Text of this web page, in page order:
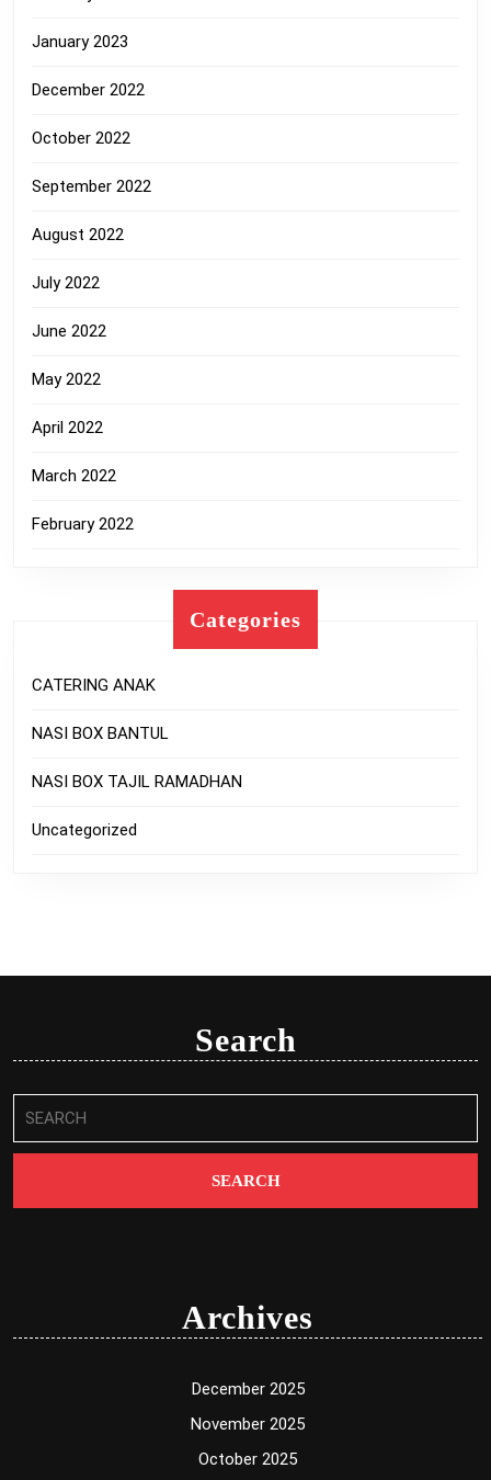
January 2023
December 2022
October 2022
September 2022
August 2022
July 2022
June 2022
May 2022
April 2022
March 2022
February 2022
Categories
CATERING ANAK
NASI BOX BANTUL
NASI BOX TAJIL RAMADHAN
Uncategorized
Search
for:
Archives
December 2025
November 2025
October 2025